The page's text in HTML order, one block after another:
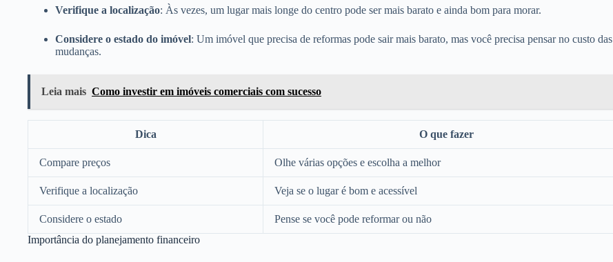
Verifique a localização: Às vezes, um lugar mais longe do centro pode ser mais barato e ainda bom para morar.
Considere o estado do imóvel: Um imóvel que precisa de reformas pode sair mais barato, mas você precisa pensar no custo das
mudanças.
Leia mais Como investir em imóveis comerciais com sucesso
Dica O que fazer
Compare preços Olhe várias opções e escolha a melhor
Verifique a localização Veja se o lugar é bom e acessível
Considere o estado
Pense se você pode reformar ou não
Importância do planejamento financeiro